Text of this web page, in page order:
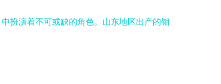
扮演着不可或缺的角色。山东地区出产的钼